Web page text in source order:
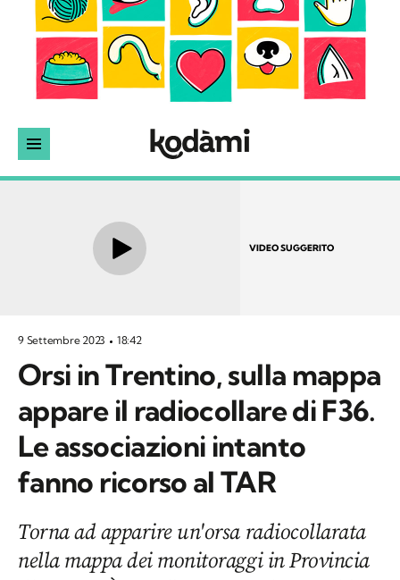
VIDEO SUGGERITO
9 Settembre 2023 18:42
Orsi in Trentino, sulla mappa
appare il radiocollare di F36.
Le associazioni intanto
fanno ricorso al TAR
Torna ad apparire un'orsa radiocollarata
nella mappa dei monitoraggi in Provincia